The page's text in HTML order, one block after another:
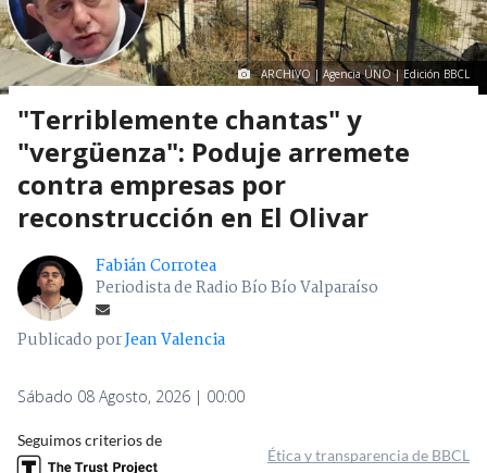
ARCHIVO | Agencia UNO | Edición BBCL
"Terriblemente chantas" y
"vergüenza": Poduje arremete
contra empresas por
reconstrucción en El Olivar
Fabián Corrotea
Periodista de Radio Bío Bío Valparaíso
Publicado porJean Valencia
Sábado 08 Agosto, 2026 | 00:00
Seguimos criterios de
Ética y transparencia de BBCL